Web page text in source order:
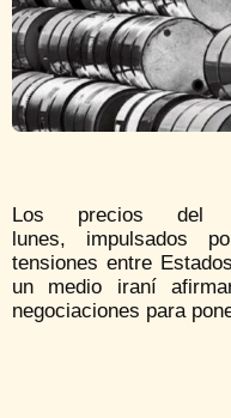
Los precios del
lunes, impulsados
tensiones entre
un medio iraní
negociaciones para